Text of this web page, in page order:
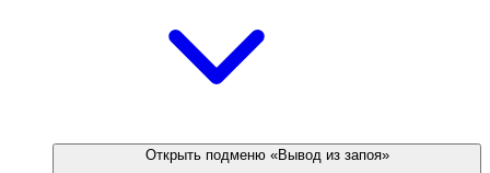
Открыть подменю «Вывод из запоя»